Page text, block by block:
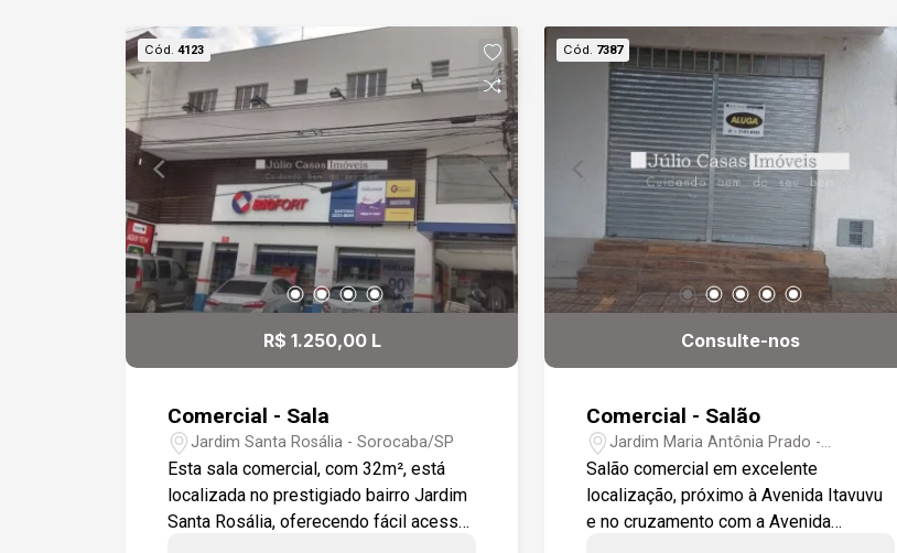
Cód. 4123
R$ 1.250,00 L
Comercial - Sala
Jardim Santa Rosália - Sorocaba/SP
Esta sala comercial, com 32m², está
localizada no prestigiado bairro Jardim
Santa Rosália, oferecendo fácil acesso
Cód. 7387
Consulte-nos
Comercial - Salão
Jardim Maria Antônia Prado -
Sorocaba/SP
Salão comercial em excelente
localização, próximo à Avenida Itavuvu
e no cruzamento com a Avenida